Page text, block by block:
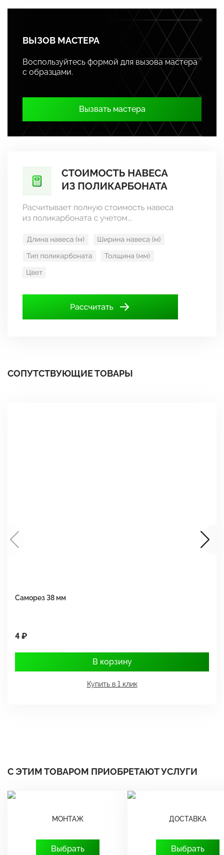
ВЫЗОВ МАСТЕРА
Воспользуйтесь формой для вызова мастера
с образцами.
Вызвать мастера
СОПУТСТВУЮЩИЕ ТОВАРЫ
Саморез 38 мм
4 ₽
В корзину
Купить в 1 клик
С ЭТИМ ТОВАРОМ ПРИОБРЕТАЮТ УСЛУГИ
МОНТАЖ
Выбрать
ДОСТАВКА
Выбрать